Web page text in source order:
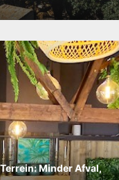
Minder Afval,